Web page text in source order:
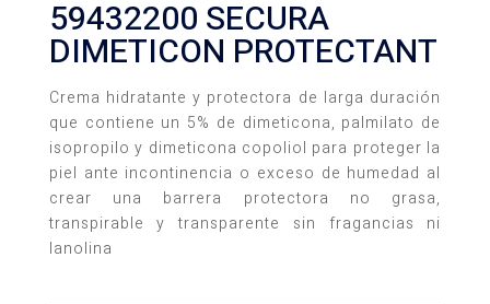
59432200 SECURA
DIMETICON PROTECTANT
Crema hidratante y protectora de larga duración
que contiene un 5% de dimeticona, palmilato de
isopropilo y dimeticona copoliol para proteger la
piel ante incontinencia o exceso de humedad al
crear una barrera protectora no grasa,
transpirable y transparente sin fragancias ni
lanolina